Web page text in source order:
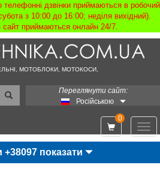
дзвінки приймаються в робочий
з 10:00 до 16:00; неділя вихідний).
приймаються онлайн 24/7.
МОТОБЛОКИ, МОТОКОСИ,
Переглянути сайт:
Російською
0
+38097 показати